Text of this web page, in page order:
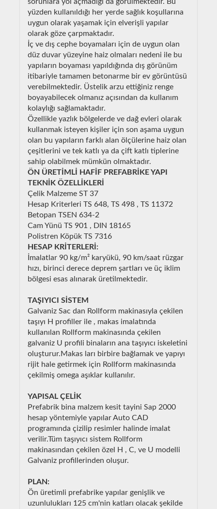
yüzden kullanıldığı her yerde sağlık koşullarına
uygun olarak yaşamak için elverişli yapılar
olarak göze çarpmaktadır.
İç ve dış cephe boyamaları için de uygun olan
düz duvar yüzeyine haiz olmaları nedeni ile bu
yapıların boyaması yapıldığında dış görünüm
itibariyle tamamen betonarme bir ev görüntüsü
verebilmektedir. Üstelik arzu ettiğiniz renge
boyayabilecek olmanız açısından da kullanım
kolaylığı sağlamaktadır.
Özellikle yazlık bölgelerde ve dağ evleri olarak
kullanmak isteyen kişiler için son aşama uygun
olan bu yapıların farklı alan ölçülerine haiz olan
çeşitlerini ve tek katlı ya da çift katlı tiplerine
sahip olabilmek mümkün olmaktadır.
ÖN ÜRETİMLİ HAFİF PREFABRİKE YAPI
TEKNİK ÖZELLİKLERİ
Çelik Malzeme ST 37
Hesap Kriterleri TS 648, TS 498 , TS 11372
Betopan TSEN 634-2
Cam Yünü TS 901 , DIN 18165
Polistren Köpük TS 7316
HESAP KRİTERLERİ:
İmalatlar 90 kg/m² karyükü, 90 km/saat rüzgar
hızı, birinci derece deprem şartları ve üç iklim
bölgesi esas alınarak üretilmektedir.
TAŞIYICI SİSTEM
Galvaniz Sac dan Rollform makinasıyla çekilen
taşıyı H profiller ile , makas imalatında
kullanılan Rollform makinasında çekilen
galvaniz U profili binaların ana taşıyıcı iskeletini
oluşturur.Makas ları birbire bağlamak ve yapıyı
rijit hale getirmek için Rollform makinasında
çekilmiş omega aşıklar kullanılır.
YAPISAL ÇELİK
Prefabrik bina malzem kesit tayini Sap 2000
hesap yöntemiyle yapılar Auto CAD
programında çizilip resimler halinde imalat
verilir.Tüm taşıyıcı sistem Rollform
makinasından çekilen özel H , C, ve U modelli
Galvaniz profillerinden oluşur.
PLAN:
Ön üretimli prefabrike yapılar genişlik ve
uzunlulukları 125 cm'nin katları olacak şekilde